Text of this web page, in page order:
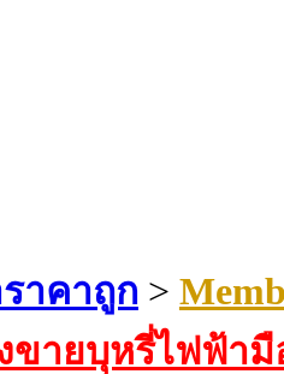
าคาถูก >
ขายบุหรี่ไฟฟ้ามื